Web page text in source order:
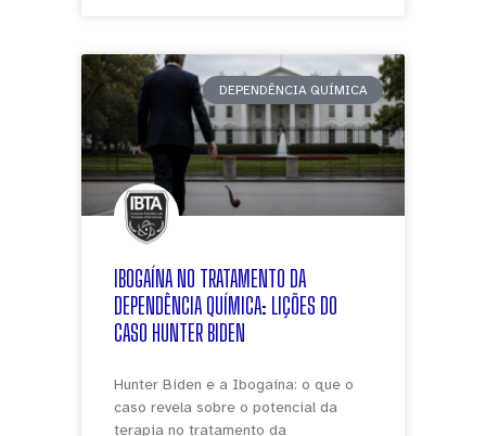
DEPENDÊNCIA QUÍMICA
IBOGAÍNA NO TRATAMENTO DA
DEPENDÊNCIA QUÍMICA: LIÇÕES DO
CASO HUNTER BIDEN
Hunter Biden e a Ibogaína: o que o
caso revela sobre o potencial da
terapia no tratamento da